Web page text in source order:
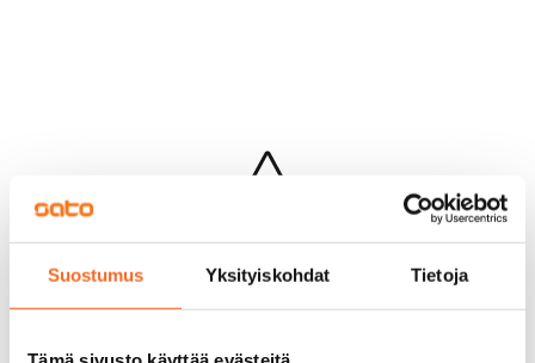
Suostumus Yksityiskohdat Tietoja
Hups...
Jotakin meni pieleen sivun lataamisessa